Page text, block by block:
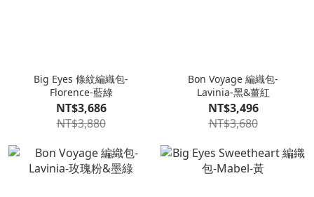
Big Eyes 條紋編織包-
Florence-藍綠
NT$3,686
NT$3,880
Bon Voyage 編織包-
Lavinia-黑&薑紅
NT$3,496
NT$3,680